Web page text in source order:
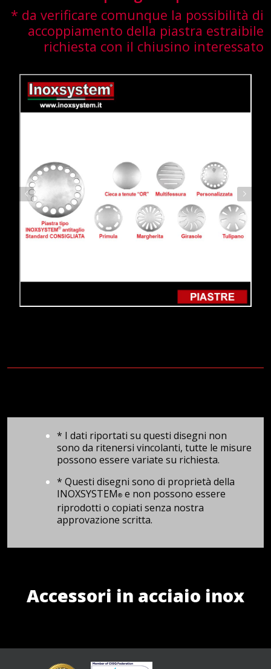
* da verificare comunque la possibilità di
accoppiamento della piastra estraibile
richiesta con il chiusino interessato
* I dati riportati su questi disegni non
sono da ritenersi vincolanti, tutte le misure
possono essere variate su richiesta.
* Questi disegni sono di proprietà della
INOXSYSTEM® e non possono essere
riprodotti o copiati senza nostra
approvazione scritta.
Accessori in acciaio inox